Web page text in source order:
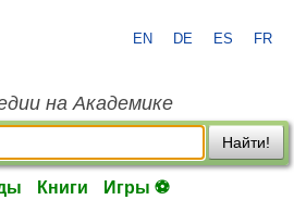
EN DE ES FR
на Академике
Найти!
Книги Игры ⚽